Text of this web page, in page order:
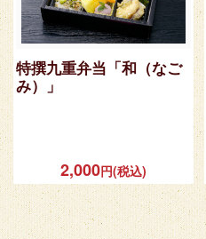
特撰九重弁当「和（なご
み）」
2,000円(税込)